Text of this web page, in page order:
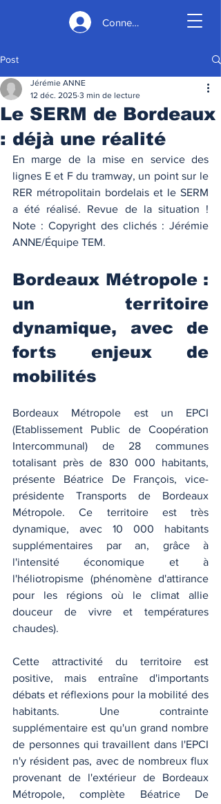
Connexion
Post
Le SERM de Bordeaux
: déjà une réalité
Jérémie ANNE
12 déc. 2025 3 min de lecture
En marge de la mise en service des
lignes E et F du tramway, un point sur le
RER métropolitain bordelais et le SERM
a été réalisé. Revue de la situation !
Note : Copyright des clichés : Jérémie
ANNE/Équipe TEM.
Bordeaux Métropole :
un territoire
dynamique, avec de
forts enjeux de
mobilités
Bordeaux Métropole est un EPCI
(Etablissement Public de Coopération
Intercommunal) de 28 communes
totalisant près de 830 000 habitants,
présente Béatrice De François, vice-
présidente Transports de Bordeaux
Métropole. Ce territoire est très
dynamique, avec 10 000 habitants
supplémentaires par an, grâce à
l'intensité économique et à
l'héliotropisme (phénomène d'attirance
pour les régions où le climat allie
douceur de vivre et températures
chaudes).
Cette attractivité du territoire est
positive, mais entraîne d'importants
débats et réflexions pour la mobilité des
habitants. Une contrainte
supplémentaire est qu'un grand nombre
de personnes qui travaillent dans l'EPCI
n'y résident pas, avec de nombreux flux
provenant de l'extérieur de Bordeaux
Métropole, complète Béatrice De